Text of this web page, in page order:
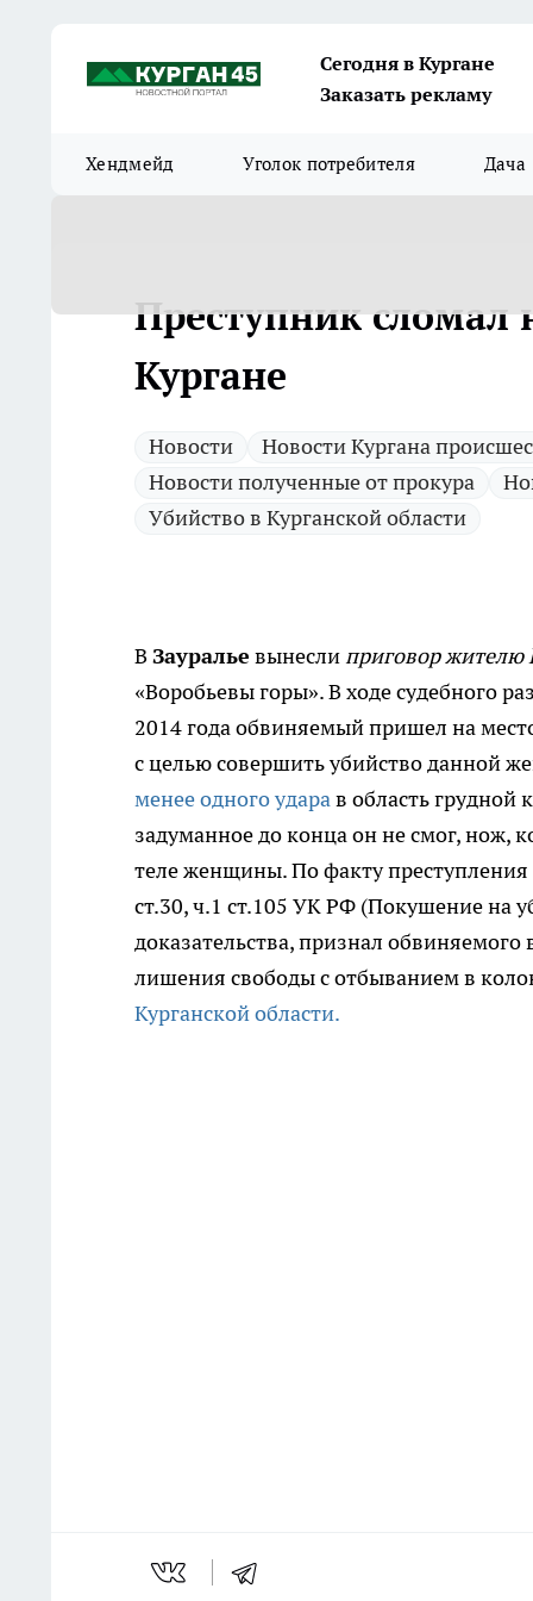
Сегодня в Кургане
Заказать рекламу
Хендмейд Уголок потребителя Дача
Преступник
Кургане
Новости
Новости Кургана
Новости полученные от прокура
Убийство в Курганской области
В Зауралье вынеслиприговор жителю
«Воробьевы горы».В ходе судебного
2014 года обвиняемый пришел на
с целью совершить убийство данной
менее одного ударав область грудной
задуманное до конца он не смог, нож,
теле женщины. По факту преступления
ст.30, ч.1 ст.105 УК РФ (Покушение на
доказательства, признал
лишения свободы с отбыванием в
Курганской области.